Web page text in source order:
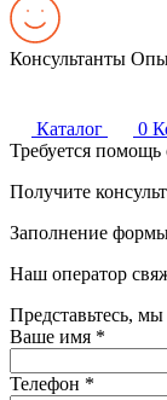
Консультанты
Каталог 0
Требуется помощь
Получите
Заполнение
Наш оператор
Представьтесь,
Ваше имя *
Телефон *